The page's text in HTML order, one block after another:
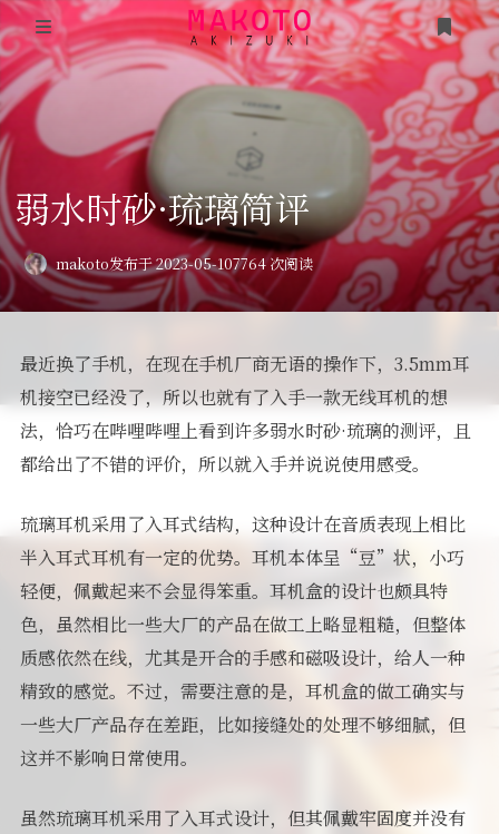
说说
项目
《看见·后疫情时代》
《谣言》
毕业论文·浅析电子游戏的互动传播形式
编程笔记
时光
游戏
述己
弱水时砂·琉璃简评
makoto发布于 2023-05-107764 次阅读
最近换了手机，在现在手机厂商无语的操作下，3.5mm耳
机接空已经没了，所以也就有了入手一款无线耳机的想
法，恰巧在哔哩哔哩上看到许多弱水时砂·琉璃的测评，且
都给出了不错的评价，所以就入手并说说使用感受。
琉璃耳机采用了入耳式结构，这种设计在音质表现上相比
半入耳式耳机有一定的优势。耳机本体呈“豆”状，小巧
轻便，佩戴起来不会显得笨重。耳机盒的设计也颇具特
色，虽然相比一些大厂的产品在做工上略显粗糙，但整体
质感依然在线，尤其是开合的手感和磁吸设计，给人一种
精致的感觉。不过，需要注意的是，耳机盒的做工确实与
一些大厂产品存在差距，比如接缝处的处理不够细腻，但
这并不影响日常使用。
虽然琉璃耳机采用了入耳式设计，但其佩戴牢固度并没有